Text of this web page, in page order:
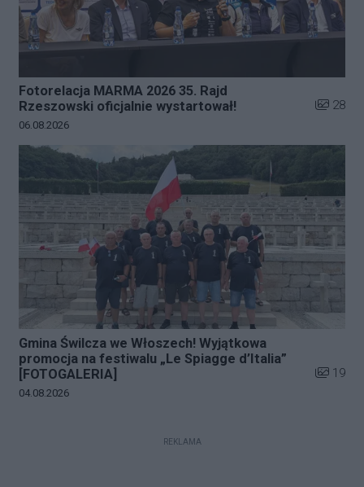
Fotorelacja MARMA 2026 35. Rajd
Rzeszowski oficjalnie wystartował!
Liczba
28
Data dodania galerii:
06.08.2026
Gmina Świlcza we Włoszech! Wyjątkowa
promocja na festiwalu „Le Spiagge d’Italia”
[FOTOGALERIA]
Liczba
19
Data dodania galerii:
04.08.2026
REKLAMA